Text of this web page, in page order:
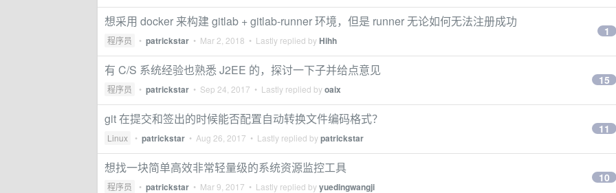
想采用 docker 来构建 gitlab + gitlab-runner 环境，但是 runner 无论如何无法注册成功
程序员 • patrickstar • Mar 2, 2018 • Lastly replied byHihh
1
有 C/S 系统经验也熟悉 J2EE 的，探讨一下子并给点意见
程序员 • patrickstar • Sep 24, 2017 • Lastly replied byoaix
15
git 在提交和签出的时候能否配置自动转换文件编码格式？
Linux • patrickstar • Aug 26, 2017 • Lastly replied bypatrickstar
11
想找一块简单高效非常轻量级的系统资源监控工具
程序员 • patrickstar • Mar 9, 2017 • Lastly replied byyuedingwangji
10